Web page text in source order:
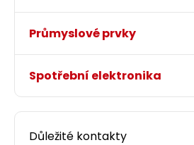
Průmyslové prvky
Spotřební elektronika
Důležité kontakty